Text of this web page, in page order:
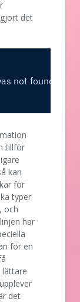
det
tillför
kan
för
typer
och
har
för en
lättare
det